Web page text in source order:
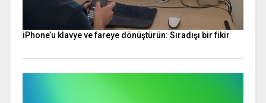
iPhone’u klavye ve fareye dönüştürün: Sıradışı bir fikir